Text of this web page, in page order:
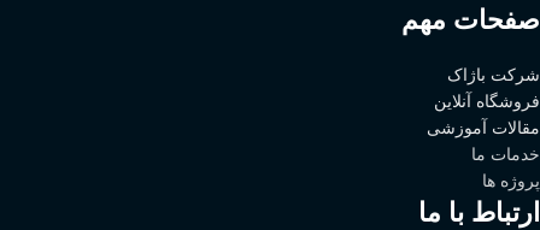
صفحات مهم
شرکت باژاک
فروشگاه آنلاین
مقالات آموزشی
خدمات ما
پروژه ها
ارتباط با ما